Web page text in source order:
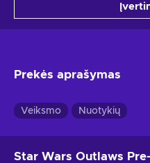
Prekės aprašymas
Veiksmo Nuotykių
Star Wars Outlaws